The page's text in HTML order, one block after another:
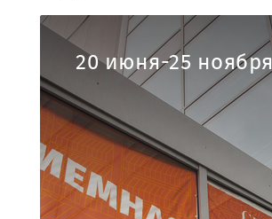
20 июня-25 ноября